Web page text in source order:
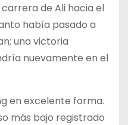
de Ali hacia el
había pasado a
una victoria
nuevamente en el
en excelente forma.
más bajo registrado